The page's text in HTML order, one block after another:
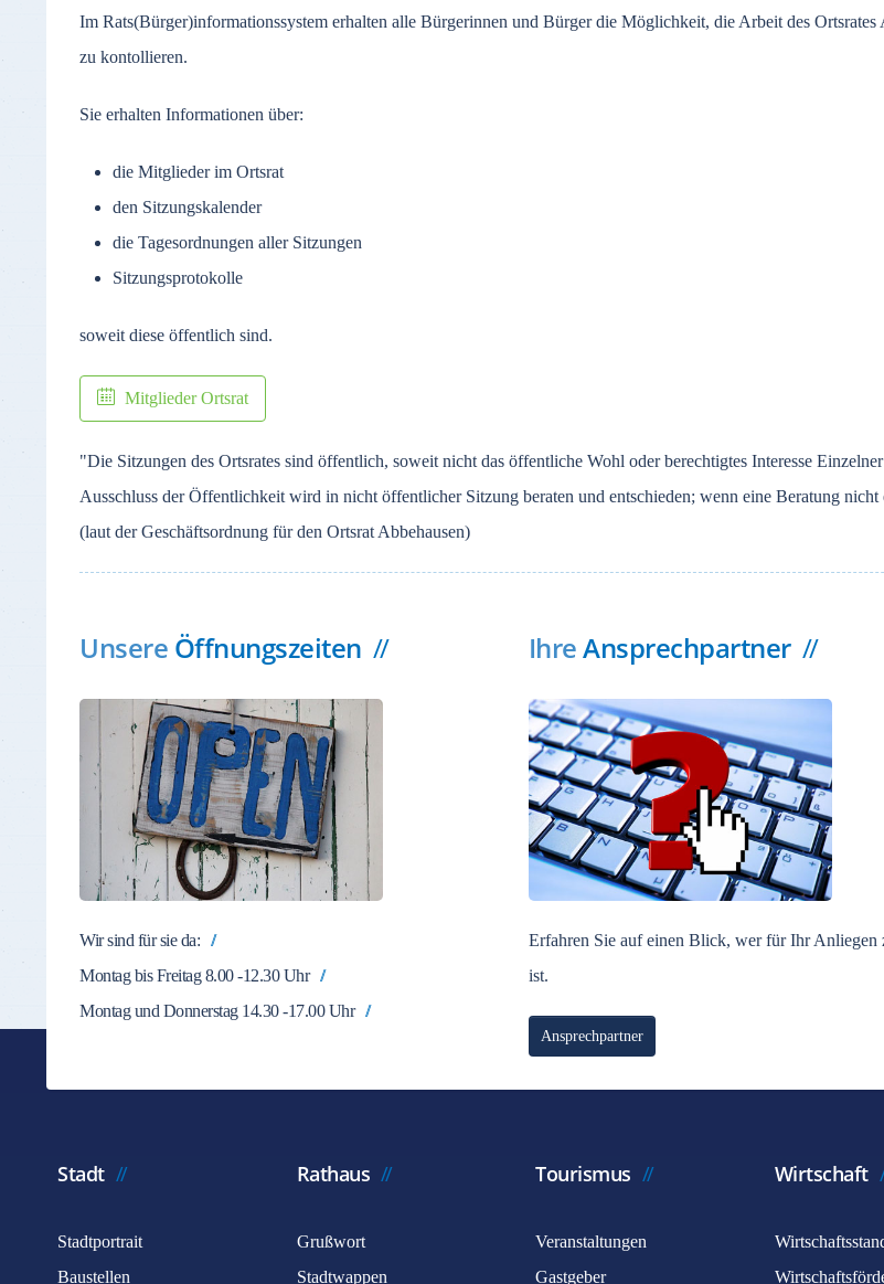
Im Rats(Bürger)informationssystem erhalten alle Bürgerinnen und Bürger die Möglichkeit, die Arbeit des
zu kontollieren.
Sie erhalten Informationen über:
die Mitglieder im Ortsrat
den Sitzungskalender
die Tagesordnungen aller Sitzungen
Sitzungsprotokolle
soweit diese öffentlich sind.
Mitglieder Ortsrat
"Die Sitzungen des Ortsrates sind öffentlich, soweit nicht das öffentliche Wohl oder berechtigtes Interesse
Ausschluss der Öffentlichkeit wird in nicht öffentlicher Sitzung beraten und entschieden; wenn eine Beratung
(laut der Geschäftsordnung für den Ortsrat Abbehausen)
Unsere Öffnungszeiten
Wir sind für sie da:
Montag bis Freitag 8.00 -12.30 Uhr
Montag und Donnerstag 14.30 -17.00 Uhr
IhreAnsprechpartner
Erfahren Sie auf einen Blick, wer für Ihr Anliegen
ist.
Ansprechpartner
Stadt
Stadtportrait
Baustellen
Rathaus
Grußwort
Stadtwappen
Tourismus
Veranstaltungen
Gastgeber
Wirtschaft